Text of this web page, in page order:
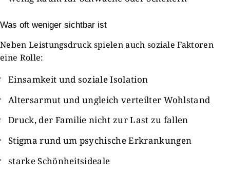
Was oft weniger sichtbar ist
Neben Leistungsdruck spielen auch soziale Faktoren
eine Rolle:
Einsamkeit und soziale Isolation
Altersarmut und ungleich verteilter Wohlstand
Druck, der Familie nicht zur Last zu fallen
Stigma rund um psychische Erkrankungen
starke Schönheitsideale